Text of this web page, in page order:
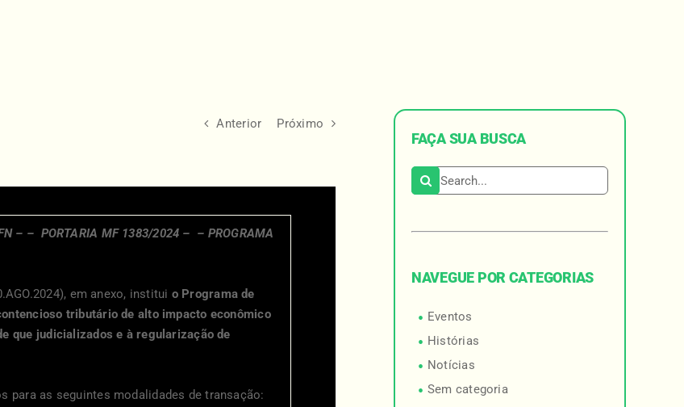
Anterior Próximo
– – PORTARIA MF 1383/2024 – – PROGRAMA
em anexo, institui o Programa de
tributário de alto impacto econômico
que judicializados e à regularização de
para as seguintes modalidades de transação:
FAÇA SUA BUSCA
Search for:
NAVEGUE POR CATEGORIAS
Eventos
Histórias
Notícias
Sem categoria